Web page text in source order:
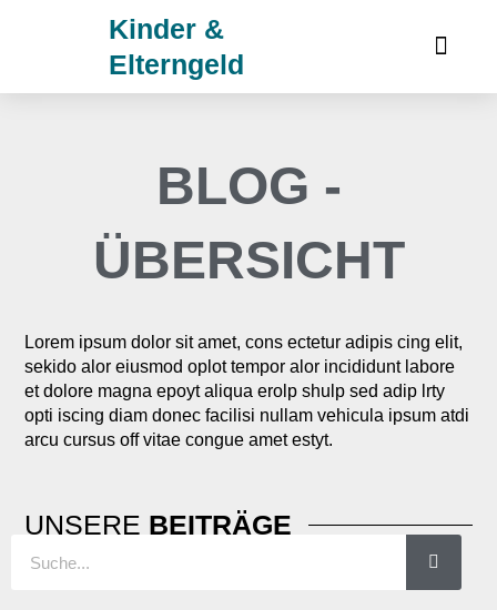
Kinder &
Elterngeld
BLOG -
ÜBERSICHT
Lorem ipsum dolor sit amet, cons ectetur adipis cing elit,
sekido alor eiusmod oplot tempor alor incididunt labore
et dolore magna epoyt aliqua erolp shulp sed adip lrty
opti iscing diam donec facilisi nullam vehicula ipsum atdi
arcu cursus off vitae congue amet estyt.
UNSERE BEITRÄGE